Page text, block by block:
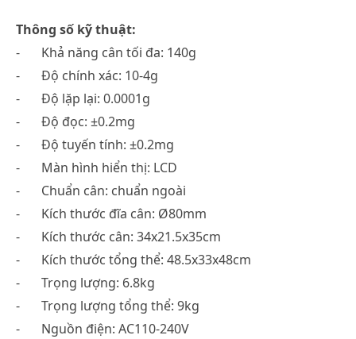
Thông số kỹ thuật:
-
Khả năng cân tối đa: 140g
-
Độ chính xác: 10-4g
-
Độ lặp lại: 0.0001g
-
Độ đọc: ±0.2mg
-
Độ tuyến tính: ±0.2mg
-
Màn hình hiển thị: LCD
-
Chuẩn cân: chuẩn ngoài
-
Kích thước đĩa cân: Ø80mm
-
Kích thước cân: 34x21.5x35cm
-
Kích thước tổng thể: 48.5x33x48cm
-
Trọng lượng: 6.8kg
-
Trọng lượng tổng thể: 9kg
-
Nguồn điện: AC110-240V